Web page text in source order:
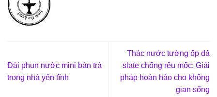
Đài phun nước mini bàn trà
trong nhà yên tĩnh
Thác nước tường ốp đá
slate chống rêu mốc: Giải
pháp hoàn hảo cho không
gian sống